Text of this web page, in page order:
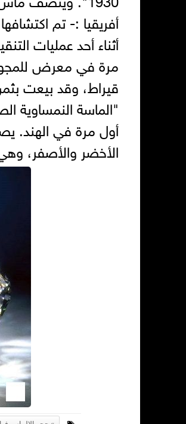
أفريقيا :- تم
أثناء أحد عمليات
"الماسة النمساوية
الأخضر والأصفر،